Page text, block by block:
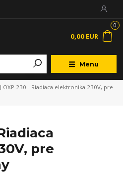
Menu
0
0,00 EUR
OXP 230 - Riadiaca elektronika 230V, pre
pre